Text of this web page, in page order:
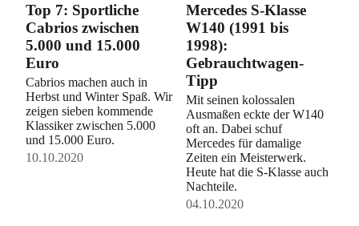
Top 7: Sportliche
Cabrios zwischen
5.000 und 15.000
Euro
Cabrios machen auch in
Herbst und Winter Spaß. Wir
zeigen sieben kommende
Klassiker zwischen 5.000
und 15.000 Euro.
10.10.2020
Mercedes S-Klasse
W140 (1991 bis
1998):
Gebrauchtwagen-
Tipp
Mit seinen kolossalen
Ausmaßen eckte der W140
oft an. Dabei schuf
Mercedes für damalige
Zeiten ein Meisterwerk.
Heute hat die S-Klasse auch
Nachteile.
04.10.2020